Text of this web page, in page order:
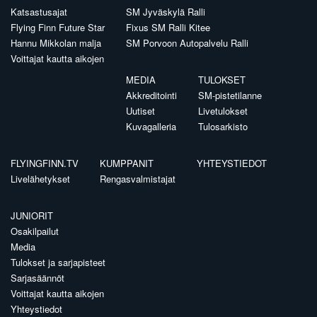
Katsastusajat
Flying Finn Future Star
Hannu Mikkolan malja
Voittajat kautta aikojen
SM Jyväskylä Ralli
Fixus SM Ralli Kitee
SM Porvoon Autopalvelu Ralli
MEDIA
Akkreditointi
Uutiset
Kuvagalleria
TULOKSET
SM-pistetilanne
Livetulokset
Tulosarkisto
FLYINGFINN.TV
Livelähetykset
KUMPPANIT
Rengasvalmistajat
YHTEYSTIEDOT
JUNIORIT
Osakilpailut
Media
Tulokset ja sarjapisteet
Sarjasäännöt
Voittajat kautta aikojen
Yhteystiedot